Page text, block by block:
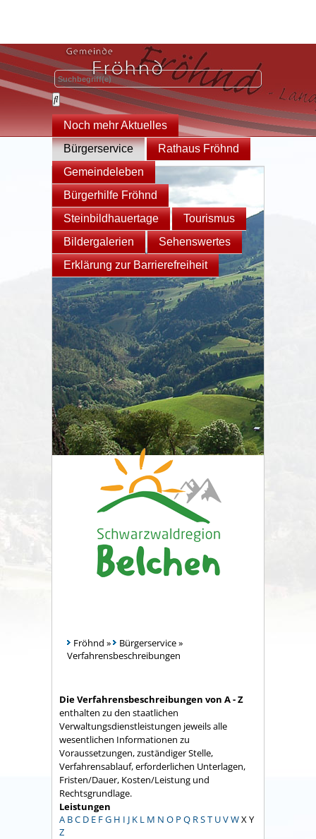
Noch mehr Aktuelles
Bürgerservice
Rathaus Fröhnd
Gemeindeleben
Bürgerhilfe Fröhnd
Steinbildhauertage
Tourismus
Bildergalerien
Sehenswertes
Erklärung zur Barrierefreiheit
Fröhnd » Bürgerservice»
Verfahrensbeschreibungen
Die Verfahrensbeschreibungen von A - Z
enthalten zu den staatlichen
Verwaltungsdienstleistungen jeweils alle
wesentlichen Informationen zu
Voraussetzungen, zuständiger Stelle,
Verfahrensablauf, erforderlichen Unterlagen,
Fristen/Dauer, Kosten/Leistung und
Rechtsgrundlage.
Leistungen
A BC D E FG H I J K L M N O P Q RST UVWX Y
Z